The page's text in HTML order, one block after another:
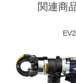
関連商